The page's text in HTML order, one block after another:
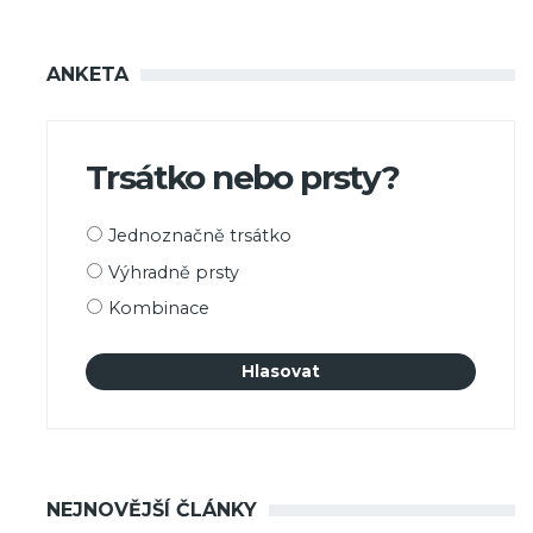
ANKETA
Trsátko nebo prsty?
Možnosti
Jednoznačně trsátko
Výhradně prsty
Kombinace
NEJNOVĚJŠÍ ČLÁNKY